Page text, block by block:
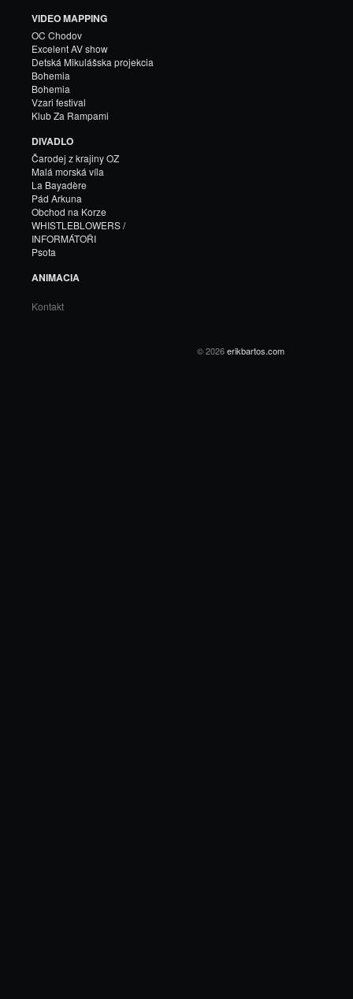
VIDEO MAPPING
OC Chodov
Excelent AV show
Detská Mikulášska projekcia
Bohemia
Bohemia
Vzari festival
Klub Za Rampami
DIVADLO
Čarodej z krajiny OZ
Malá morská víla
La Bayadère
Pád Arkuna
Obchod na Korze
WHISTLEBLOWERS /
INFORMÁTOŘI
Psota
ANIMACIA
Kontakt
© 2026erikbartos.com